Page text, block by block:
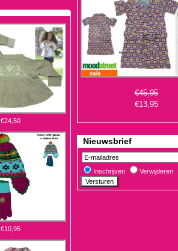
€24,50
€10,95
€13,95
Nieuwsbrief
Inschrijven Verwijderen